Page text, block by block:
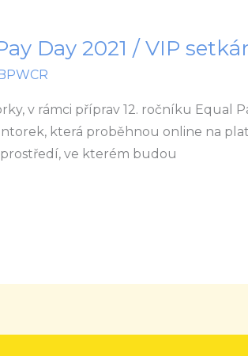
Day 2021 / VIP
v rámci příprav 12. ročníku Equal
která proběhnou online na
ve kterém budou